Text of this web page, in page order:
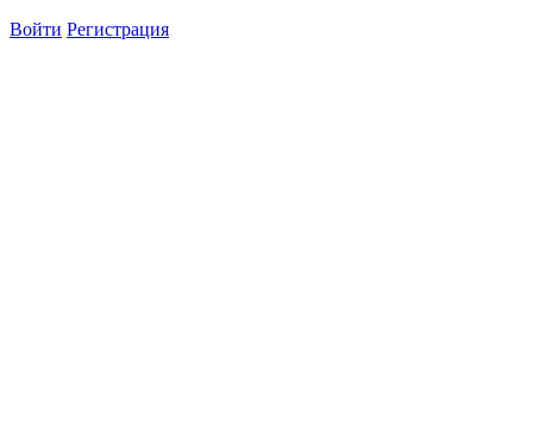
Войти Регистрация